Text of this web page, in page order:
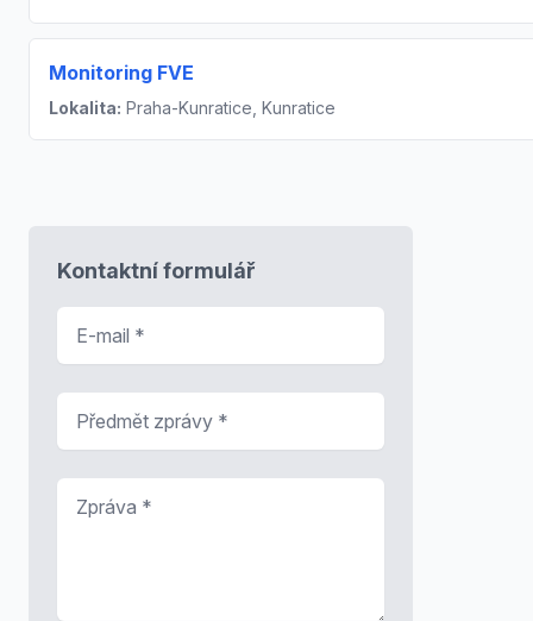
Monitoring FVE
Lokalita: Praha-Kunratice, Kunratice
Kontaktní formulář